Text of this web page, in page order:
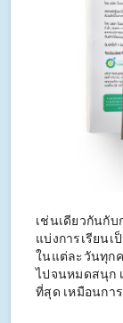
เช่นเดียวกันกั
แบ่งการเรียนเ
ในแต่ละวันทุก
ไปจนหมดสนุก
ที่สุด เหมือนกา